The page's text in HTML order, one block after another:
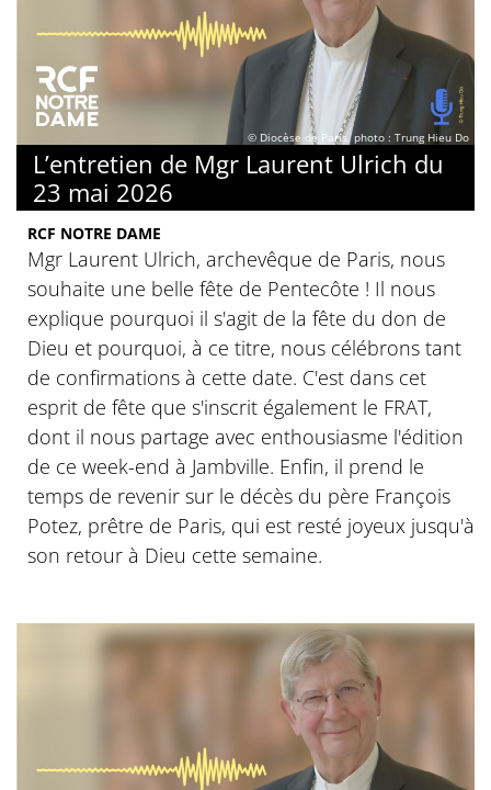
© Diocèse de Paris, photo : Trung Hieu Do
L’entretien de Mgr Laurent Ulrich du
23 mai 2026
RCF NOTRE DAME
Mgr Laurent Ulrich, archevêque de Paris, nous
souhaite une belle fête de Pentecôte ! Il nous
explique pourquoi il s'agit de la fête du don de
Dieu et pourquoi, à ce titre, nous célébrons tant
de confirmations à cette date. C'est dans cet
esprit de fête que s'inscrit également le FRAT,
dont il nous partage avec enthousiasme l'édition
de ce week-end à Jambville. Enfin, il prend le
temps de revenir sur le décès du père François
Potez, prêtre de Paris, qui est resté joyeux jusqu'à
son retour à Dieu cette semaine.